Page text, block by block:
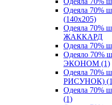
Одеяла 70%
(140х205)
Одеяла 70%
ЖАККАРД
Одеяла 70%
Одеяло 70%
ЭКОНОМ (1)
Одеяла 70%
РИСУНОК)
Одеяла 70%
(1)